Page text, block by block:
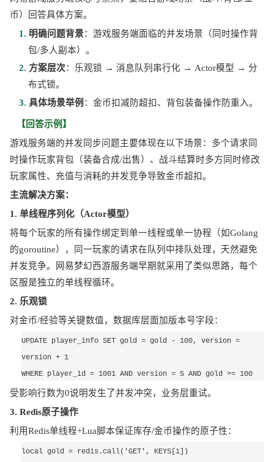
币）回答具体方案。
1. 明确问题背景：游戏服务端面临的并发场景（同时操作背
包/多人副本）。
2. 方案层次：乐观锁 → 消息队列串行化 → Actor模型 → 分
布式锁。
3. 具体场景举例 ：金币扣减防超扣、背包装备操作防重入。
【回答示例】
游戏服务端的并发同步问题主要体现在以下场景：多个请求同
时操作玩家背包（装备合成/出售）、战斗结算时多方同时修改
玩家属性、充值与消耗的并发竞争导致金币超扣。
主流解决方案：
1. 单线程序列化（Actor模型）
将每个玩家的所有操作绑定到单一线程或单一协程（如Golang
的goroutine），同一玩家的请求在队列中排队处理，天然避免
并发竞争。网易梦幻西游服务端早期就采用了类似思路，每个
区服是独立的单线程循环。
2. 乐观锁
对金币/经验等关键数值，数据库层面加版本号字段：
UPDATE player_info SET gold = gold - 100, version =
version + 1
WHERE player_id = 1001 AND version = 5 AND gold >= 100
受影响行数为0说明发生了并发冲突，业务层重试。
3. Redis原子操作
利用Redis单线程+Lua脚本保证库存/金币操作的原子性：
local gold = redis.call('GET', KEYS[1])